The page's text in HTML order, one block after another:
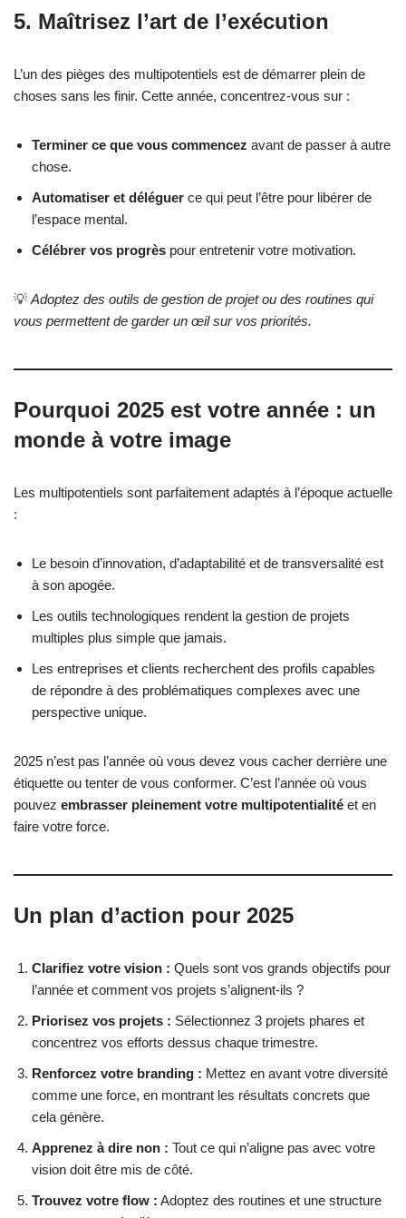
5. Maîtrisez l’art de l’exécution
L’un des pièges des multipotentiels est de démarrer plein de
choses sans les finir. Cette année, concentrez-vous sur :
Terminer ce que vous commencez avant de passer à autre
chose.
Automatiser et déléguer ce qui peut l’être pour libérer de
l’espace mental.
Célébrer vos progrès pour entretenir votre motivation.
💡 Adoptez des outils de gestion de projet ou des routines qui
vous permettent de garder un œil sur vos priorités.
Pourquoi 2025 est votre année : un
monde à votre image
Les multipotentiels sont parfaitement adaptés à l’époque actuelle
:
Le besoin d’innovation, d’adaptabilité et de transversalité est
à son apogée.
Les outils technologiques rendent la gestion de projets
multiples plus simple que jamais.
Les entreprises et clients recherchent des profils capables
de répondre à des problématiques complexes avec une
perspective unique.
2025 n’est pas l’année où vous devez vous cacher derrière une
étiquette ou tenter de vous conformer. C’est l’année où vous
pouvez embrasser pleinement votre multipotentialité et en
faire votre force.
Un plan d’action pour 2025
Clarifiez votre vision : Quels sont vos grands objectifs pour
l’année et comment vos projets s’alignent-ils ?
Priorisez vos projets : Sélectionnez 3 projets phares et
concentrez vos efforts dessus chaque trimestre.
Renforcez votre branding : Mettez en avant votre diversité
comme une force, en montrant les résultats concrets que
cela génère.
Apprenez à dire non : Tout ce qui n’aligne pas avec votre
vision doit être mis de côté.
Trouvez votre flow : Adoptez des routines et une structure